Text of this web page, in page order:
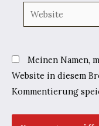
Website
Meinen Namen,
Website in diesem
Kommentierung